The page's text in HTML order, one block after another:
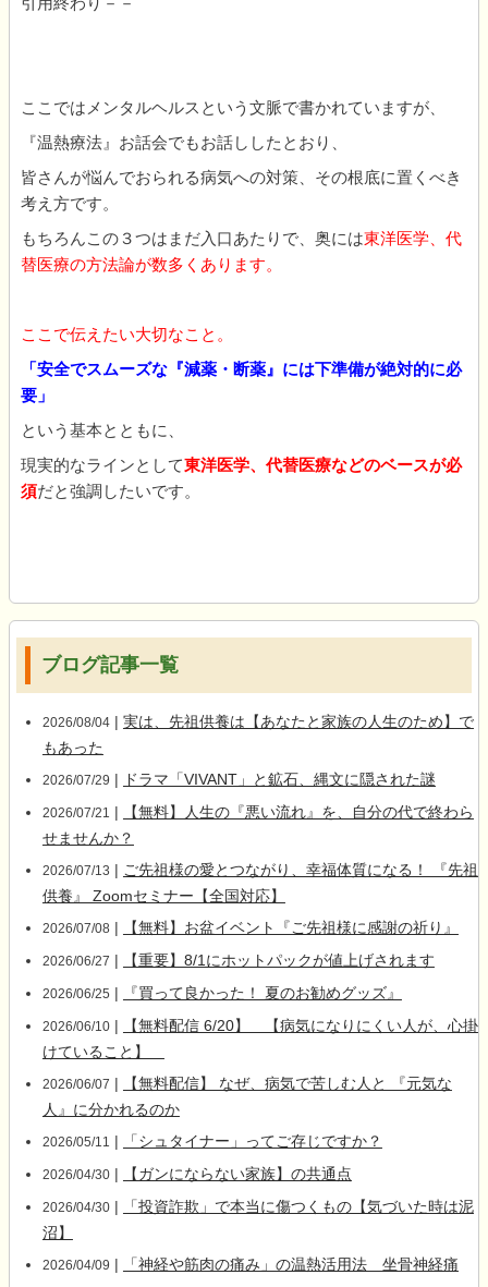
ここではメンタルヘルスという文脈で書かれていますが、
『温熱療法』お話会でもお話ししたとおり、
皆さんが悩んでおられる病気への対策、その根底に置くべき
考え方です。
もちろんこの３つはまだ入口あたりで、奥には東洋医学、代
替医療の方法論が数多くあります。
ここで伝えたい大切なこと。
「安全でスムーズな『減薬・断薬』には下準備が絶対的に必
要」
という基本とともに、
現実的なラインとして東洋医学、代替医療などのベースが必
須だと強調したいです。
ブログ記事一覧
2026/08/04| 実は、先祖供養は【あなたと家族の人生のため】で
もあった
2026/07/29 | ドラマ「VIVANT」と鉱石、縄文に隠された謎
2026/07/21 |
【無料】人生の『悪い流れ』を、自分の代で終わら
せませんか？
2026/07/13 | ご先祖様の愛とつながり、幸福体質になる！ 『先祖
供養』 Zoomセミナー【全国対応】
2026/07/08 | 【無料】お盆イベント『ご先祖様に感謝の祈り』
2026/06/27 | 【重要】8/1にホットパックが値上げされます
2026/06/25 | 『買って良かった！ 夏のお勧めグッズ』
2026/06/10|
【無料配信 6/20】 【病気になりにくい人が、心掛
けていること】
2026/06/07 |
【無料配信】 なぜ、病気で苦しむ人と 『元気な
人』に分かれるのか
2026/05/11 | 「シュタイナー」ってご存じですか？
2026/04/30| 【ガンにならない家族】の共通点
2026/04/30|
「投資詐欺」で本当に傷つくもの【気づいた時は泥
沼】
2026/04/09 | 「神経や筋肉の痛み」の温熱活用法 坐骨神経痛